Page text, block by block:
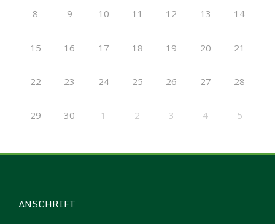
8 9 10 11 12 13 14
15 16 17 18 19 20 21
22 23 24 25 26 27 28
29 30 1 2 3 4 5
ANSCHRIFT